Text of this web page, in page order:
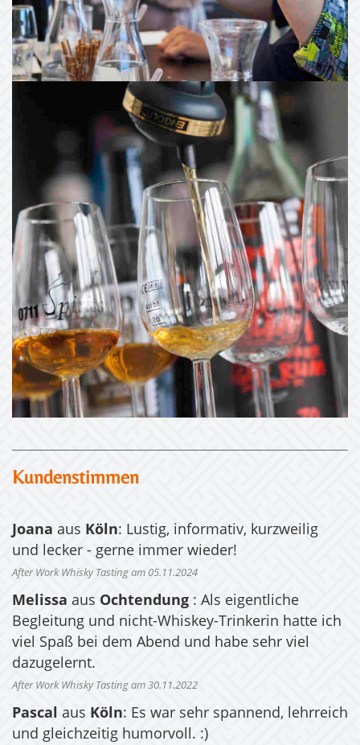
Kundenstimmen
Joana aus Köln: Lustig, informativ, kurzweilig
und lecker - gerne immer wieder!
After Work Whisky Tasting am 05.11.2024
Melissa aus Ochtendung : Als eigentliche
Begleitung und nicht-Whiskey-Trinkerin hatte ich
viel Spaß bei dem Abend und habe sehr viel
dazugelernt.
After Work Whisky Tasting am 30.11.2022
Pascal aus Köln: Es war sehr spannend, lehrreich
und gleichzeitig humorvoll. :)